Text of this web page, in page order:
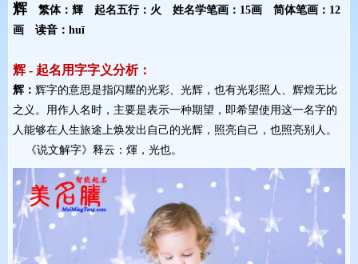
辉 繁体：輝 起名五行：火 姓名学笔画：15画 简体笔画：12
画 读音：huī
辉 - 起名用字字义分析：
辉： 辉字的意思是指闪耀的光彩、光辉，也有光彩照人、辉煌无比
之义。用作人名时，主要是表示一种期望，即希望使用这一名字的
人能够在人生旅途上焕发出自己的光辉，照亮自己，也照亮别人。
《说文解字》释云：煇，光也。